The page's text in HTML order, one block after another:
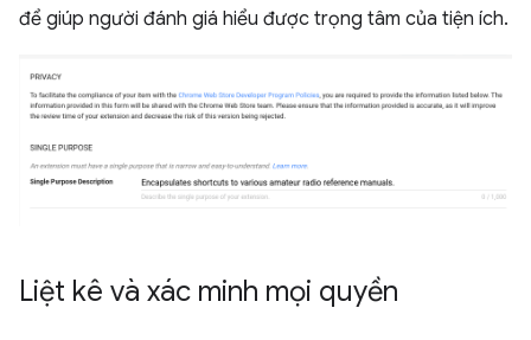
để giúp người đánh giá hiểu được trọng tâm của tiện ích.
Liệt kê và xác minh mọi quyền